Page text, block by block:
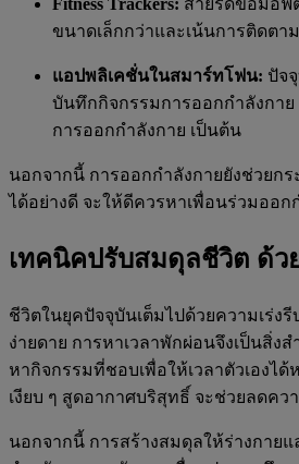
Fitness Trackers: สายรัดข้อมือฟิ
ขนาดเล็กกว่าและเน้นการติดตา
แอปพลิเคชั่นในสมาร์ทโฟน: ปัจ
บันทึกกิจกรรมการออกกำลังกา
การออกกำลังกาย เป็นต้น
นอกจากนี้ การออกกำลังกายยังช่วยก
ได้อย่างดี จะให้ดีควรหาเพื่อนร่วมออ
เทคนิคปรับสมดุลชีวิต ด้ว
ชีวิตในยุคปัจจุบันเต็มไปด้วยความเร่ง
ง่ายดาย การหาเวลาพักผ่อนจึงเป็นสิ่ง
หากิจกรรมที่ชอบเพื่อให้เวลาตัวเองไ
เงียบ ๆ สูดอากาศบริสุทธิ์ จะช่วยลดค
นอกจากนี้ การสร้างสมดุลให้ร่างกายแ